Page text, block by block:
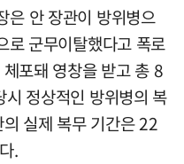
은 안 장관이 방위병으
로 군무이탈했다고 폭로
포돼 영창을 받고 총 8
정상적인 방위병의 복
실제 복무 기간은 22
.